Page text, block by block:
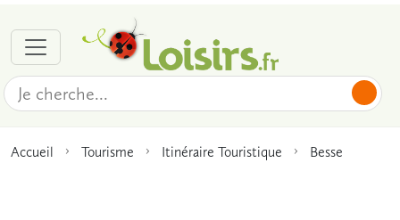
Accueil Tourisme Itinéraire Touristique Besse